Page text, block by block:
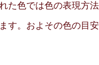
た色では色の表現方
す。およその色の目